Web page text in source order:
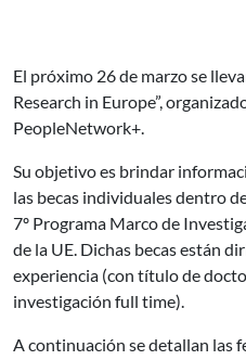
El próximo 26 de marzo se
Research in Europe”,
PeopleNetwork+.
Su objetivo es brindar
las becas individuales dentro
7º Programa Marco de
de la UE. Dichas becas están
experiencia (con título de
investigación full time).
A continuación se detallan las